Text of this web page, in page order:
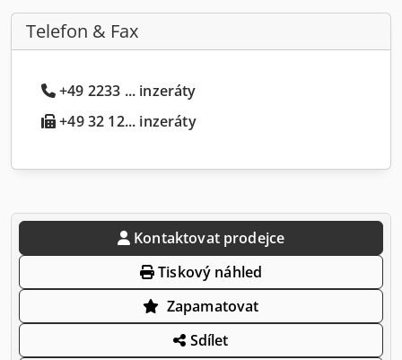
Telefon & Fax
+49 2233 ... inzeráty
+49 32 12... inzeráty
Kontaktovat prodejce
Tiskový náhled
Zapamatovat
Sdílet